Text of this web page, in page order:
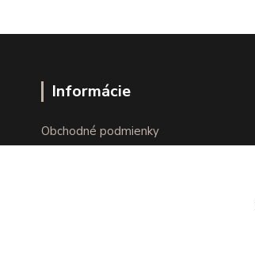
Informácie
Obchodné podmienky